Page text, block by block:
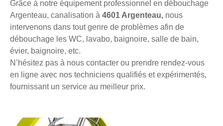
Grâce à notre équipement professionnel en débouchage
Argenteau, canalisation à 4601 Argenteau, nous
intervenons dans tout genre de problèmes afin de
débouchage les WC, lavabo, baignoire, salle de bain,
évier, baignoire, etc.
N’hésitez pas à nous contacter ou prendre rendez-vous
en ligne avec nos techniciens qualifiés et expérimentés,
fournissant un service au meilleur prix.